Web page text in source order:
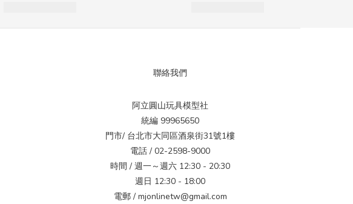
聯絡我們
阿立圓山玩具模型社
統編 99965650
門市/ 台北市大同區酒泉街31號1樓
電話 / 02-2598-9000
時間 / 週一～週六 12:30 - 20:30
週日 12:30 - 18:00
電郵 / mjonlinetw@gmail.com